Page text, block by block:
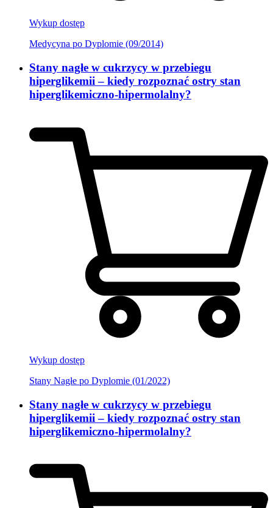
Wykup dostęp
Medycyna po Dyplomie (09/2014)
Stany nagłe w cukrzycy w przebiegu
hiperglikemii – kiedy rozpoznać ostry stan
hiperglikemiczno-hipermolalny?
Wykup dostęp
Stany Nagłe po Dyplomie (01/2022)
Stany nagłe w cukrzycy w przebiegu
hiperglikemii – kiedy rozpoznać ostry stan
hiperglikemiczno-hipermolalny?